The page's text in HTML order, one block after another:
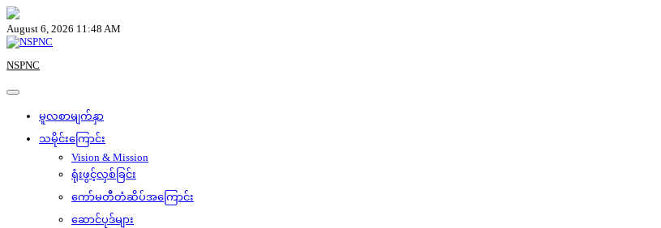
Skip
to
content
August 6, 2026 11:48 AM
NSPNC
မူလစာမျက်နှာ
သမိုင်းကြောင်း
Vision & Mission
ရုံးဖွင့်လှစ်ခြင်း
ကော်မတီတံဆိပ်အကြောင်း
ဆောင်ပုဒ်များ